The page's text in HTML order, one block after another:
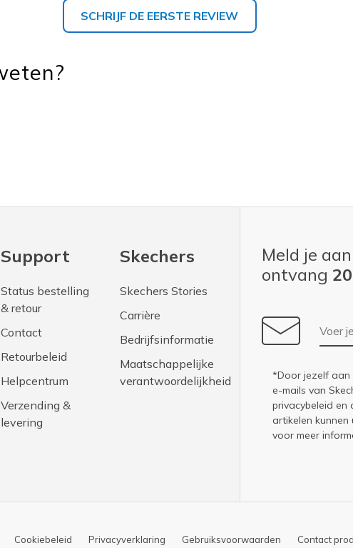
SCHRIJF DE EERSTE REVIEW
Support
Status bestelling
& retour
Contact
Retourbeleid
Helpcentrum
Verzending &
levering
Skechers
Skechers Stories
Carrière
Bedrijfsinformatie
Maatschappelijke
verantwoordelijkheid
Meld je
ontvang
E-
*Door jezelf aan
e-mails van
privacybeleid en
artikelen kunnen
voor meer
Cookiebeleid Privacyverklaring Gebruiksvoorwaarden Contact